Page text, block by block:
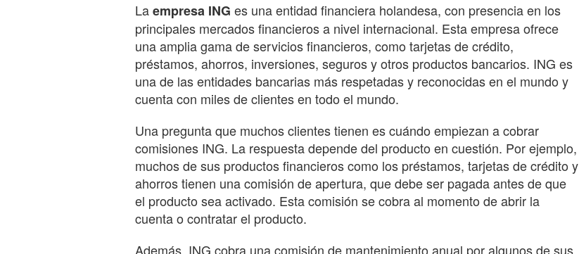
Laempresa ING es una entidad financiera holandesa, con presencia en los
principales mercados financieros a nivel internacional. Esta empresa ofrece
una amplia gama de servicios financieros, como tarjetas de crédito,
préstamos, ahorros, inversiones, seguros y otros productos bancarios. ING es
una de las entidades bancarias más respetadas y reconocidas en el mundo y
cuenta con miles de clientes en todo el mundo.
Una pregunta que muchos clientes tienen es cuándo empiezan a cobrar
comisiones ING. La respuesta depende del producto en cuestión. Por ejemplo,
muchos de sus productos financieros como los préstamos, tarjetas de crédito y
ahorros tienen una comisión de apertura, que debe ser pagada antes de que
el producto sea activado. Esta comisión se cobra al momento de abrir la
cuenta o contratar el producto.
Además, ING cobra una comisión de mantenimiento anual por algunos de sus